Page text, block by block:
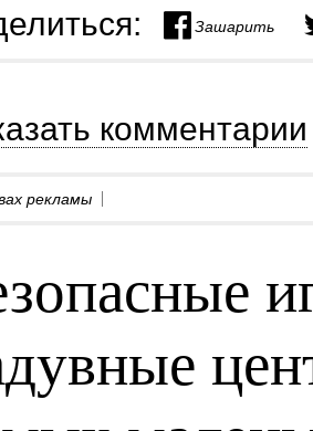
Зашарить
комментарии
рекламы